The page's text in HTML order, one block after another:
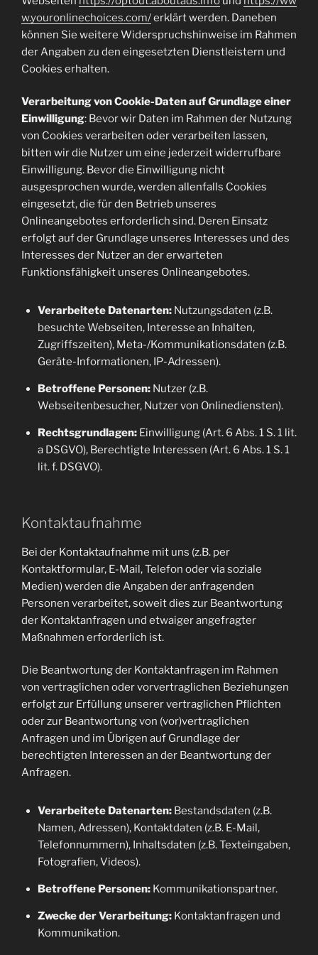
w.youronlinechoices.com/erklärt werden. Daneben
können Sie weitere Widerspruchshinweise im Rahmen
der Angaben zu den eingesetzten Dienstleistern und
Cookies erhalten.
Verarbeitung von Cookie-Daten auf Grundlage einer
Einwilligung: Bevor wir Daten im Rahmen der Nutzung
von Cookies verarbeiten oder verarbeiten lassen,
bitten wir die Nutzer um eine jederzeit widerrufbare
Einwilligung. Bevor die Einwilligung nicht
ausgesprochen wurde, werden allenfalls Cookies
eingesetzt, die für den Betrieb unseres
Onlineangebotes erforderlich sind. Deren Einsatz
erfolgt auf der Grundlage unseres Interesses und des
Interesses der Nutzer an der erwarteten
Funktionsfähigkeit unseres Onlineangebotes.
Verarbeitete Datenarten:Nutzungsdaten (z.B.
besuchte Webseiten, Interesse an Inhalten,
Zugriffszeiten), Meta-/Kommunikationsdaten (z.B.
Geräte-Informationen, IP-Adressen).
Betroffene Personen:Nutzer (z.B.
Webseitenbesucher, Nutzer von Onlinediensten).
Rechtsgrundlagen:Einwilligung (Art. 6 Abs. 1 S. 1 lit.
a DSGVO), Berechtigte Interessen (Art. 6 Abs. 1 S. 1
lit. f. DSGVO).
Kontaktaufnahme
Bei der Kontaktaufnahme mit uns (z.B. per
Kontaktformular, E-Mail, Telefon oder via soziale
Medien) werden die Angaben der anfragenden
Personen verarbeitet, soweit dies zur Beantwortung
der Kontaktanfragen und etwaiger angefragter
Maßnahmen erforderlich ist.
Die Beantwortung der Kontaktanfragen im Rahmen
von vertraglichen oder vorvertraglichen Beziehungen
erfolgt zur Erfüllung unserer vertraglichen Pflichten
oder zur Beantwortung von (vor)vertraglichen
Anfragen und im Übrigen auf Grundlage der
berechtigten Interessen an der Beantwortung der
Anfragen.
Verarbeitete Datenarten:Bestandsdaten (z.B.
Namen, Adressen), Kontaktdaten (z.B. E-Mail,
Telefonnummern), Inhaltsdaten (z.B. Texteingaben,
Fotografien, Videos).
Betroffene Personen:Kommunikationspartner.
Zwecke der Verarbeitung:Kontaktanfragen und
Kommunikation.